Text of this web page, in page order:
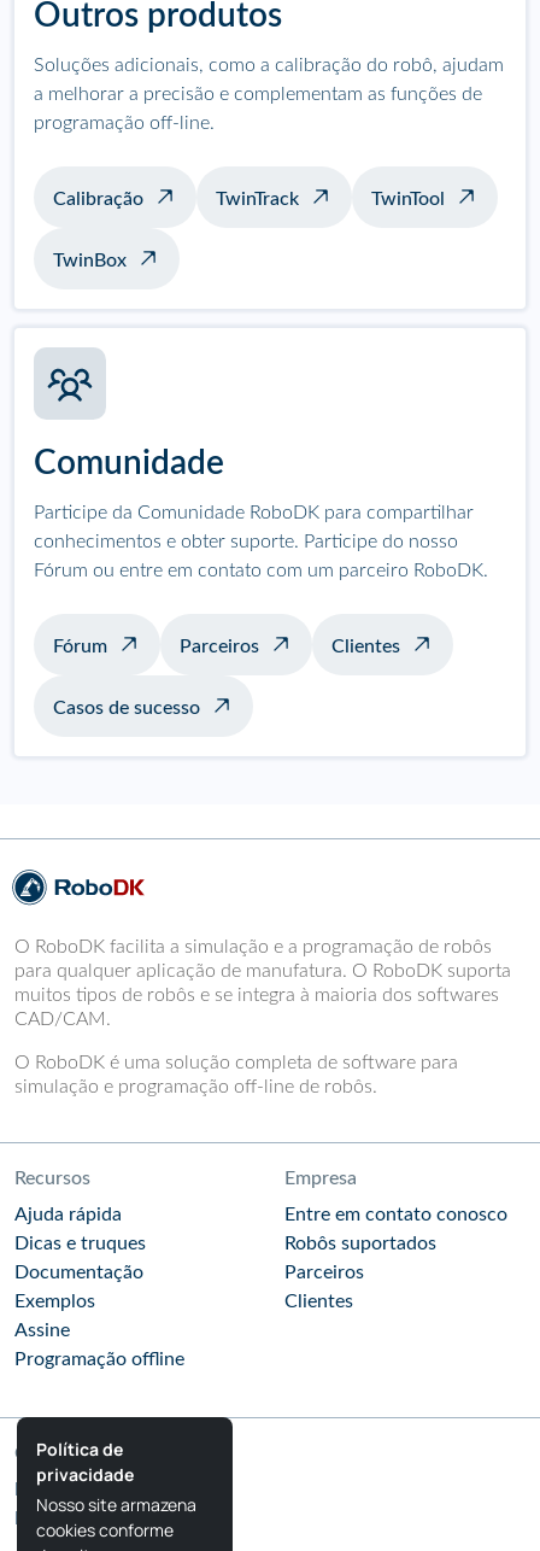
Outros produtos
Soluções adicionais, como a calibração do robô, ajudam
a melhorar a precisão e complementam as funções de
programação off-line.
Calibração TwinTrack TwinTool
TwinBox
Comunidade
Participe da Comunidade RoboDK para compartilhar
conhecimentos e obter suporte. Participe do nosso
Fórum ou entre em contato com um parceiro RoboDK.
Fórum Parceiros Clientes
Casos de sucesso
O RoboDK facilita a simulação e a programação de robôs
para qualquer aplicação de manufatura. O RoboDK suporta
muitos tipos de robôs e se integra à maioria dos softwares
CAD/CAM.
O RoboDK é uma solução completa de software para
simulação e programação off-line de robôs.
Recursos
Ajuda rápida
Dicas e truques
Documentação
Exemplos
Assine
Programação offline
Empresa
Entre em contato conosco
Robôs suportados
Parceiros
Clientes
Comunidade
Blog do RoboDK
Fórum do RoboDK
Política de
privacidade
Nosso site armazena
cookies conforme